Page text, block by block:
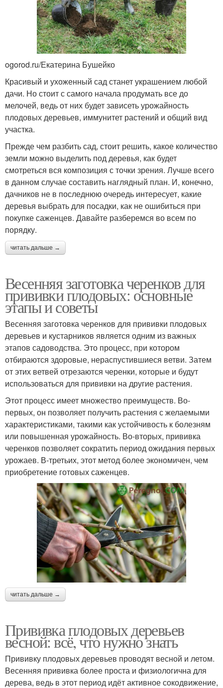
ogorod.ru/Екатерина Бушейко
Красивый и ухоженный сад станет украшением любой
дачи. Но стоит с самого начала продумать все до
мелочей, ведь от них будет зависеть урожайность
плодовых деревьев, иммунитет растений и общий вид
участка.
Прежде чем разбить сад, стоит решить, какое количество
земли можно выделить под деревья, как будет
смотреться вся композиция с точки зрения. Лучше всего
в данном случае составить наглядный план. И, конечно,
дачников не в последнюю очередь интересует, какие
деревья выбрать для посадки, как не ошибиться при
покупке саженцев. Давайте разберемся во всем по
порядку.
читать дальше →
Весенняя заготовка черенков для
прививки плодовых: основные
этапы и советы
Весенняя заготовка черенков для прививки плодовых
деревьев и кустарников является одним из важных
этапов садоводства. Это процесс, при котором
отбираются здоровые, нераспустившиеся ветви. Затем
от этих ветвей отрезаются черенки, которые и будут
использоваться для прививки на другие растения.
Этот процесс имеет множество преимуществ. Во-
первых, он позволяет получить растения с желаемыми
характеристиками, такими как устойчивость к болезням
или повышенная урожайность. Во-вторых, прививка
черенков позволяет сократить период ожидания первых
урожаев. В-третьих, этот метод более экономичен, чем
приобретение готовых саженцев.
читать дальше →
Прививка плодовых деревьев
весной: всё, что нужно знать
Прививку плодовых деревьев проводят весной и летом.
Весенняя прививка более проста и физиологична для
дерева, ведь в этот период идёт активное сокодвижение,